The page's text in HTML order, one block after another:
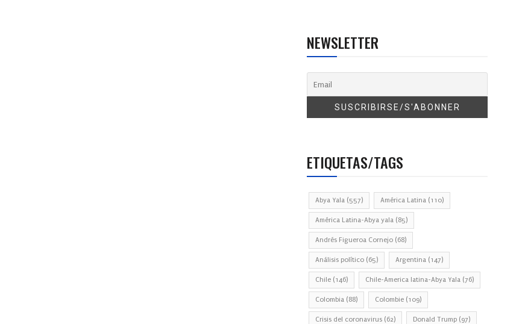
NEWSLETTER
ETIQUETAS/TAGS
Abya Yala (557) América Latina (110)
América Latina-Abya yala (85)
Andrés Figueroa Cornejo (68)
Análisis político (65) Argentina (147)
Chile (146) Chile-America latina-Abya Yala (76)
Colombia (88) Colombie (109)
Crisis del coronavirus (62) Donald Trump (97)